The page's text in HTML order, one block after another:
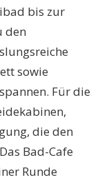
bis zur
den
sowie
Für die
die den
Bad-Cafe
Runde